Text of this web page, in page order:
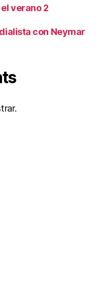
verano 2
con Neymar